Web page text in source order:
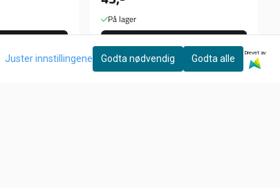
På lager
Juster innstillingene Godta nødvendig Godta alle
Drevet av